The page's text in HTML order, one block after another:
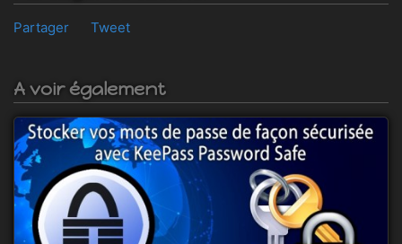
Partager Tweet
A voir également